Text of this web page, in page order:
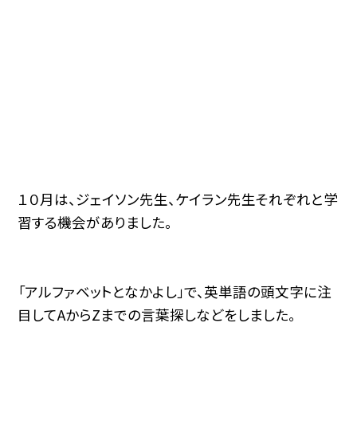
１０月は、ジェイソン先生、ケイラン先生それぞれと学
習する機会がありました。
「アルファベットとなかよし」で、英単語の頭文字に注
目してAからZまでの言葉探しなどをしました。